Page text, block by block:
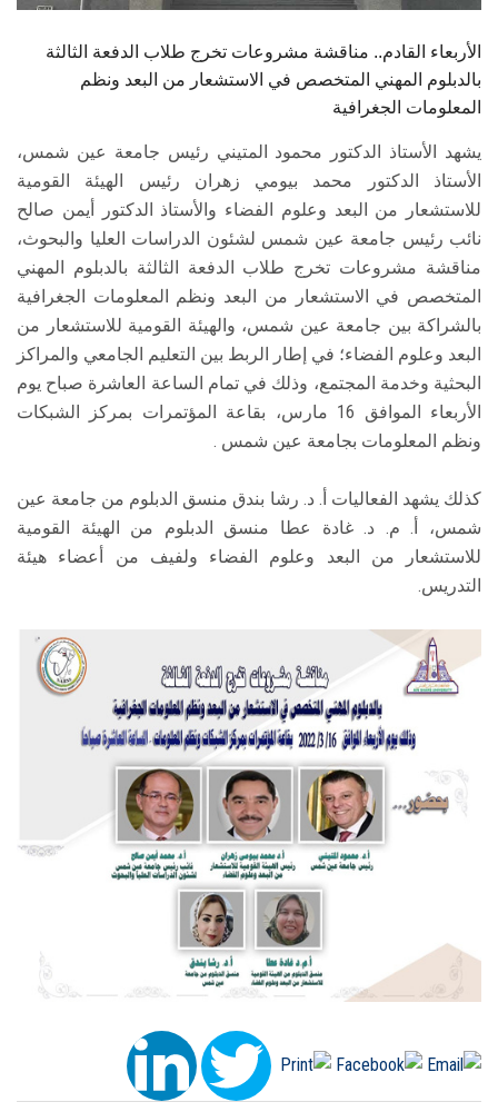
الأربعاء القادم.. مناقشة مشروعات تخرج طلاب الدفعة الثالثة
بالدبلوم المهني المتخصص في الاستشعار من البعد ونظم
المعلومات الجغرافية
يشهد الأستاذ الدكتور محمود المتيني رئيس جامعة عين شمس،
الأستاذ الدكتور محمد بيومي زهران رئيس الهيئة القومية
للاستشعار من البعد وعلوم الفضاء والأستاذ الدكتور أيمن صالح
نائب رئيس جامعة عين شمس لشئون الدراسات العليا والبحوث،
مناقشة مشروعات تخرج طلاب الدفعة الثالثة بالدبلوم المهني
المتخصص في الاستشعار من البعد ونظم المعلومات الجغرافية
بالشراكة بين جامعة عين شمس، والهيئة القومية للاستشعار من
البعد وعلوم الفضاء؛ في إطار الربط بين التعليم الجامعي والمراكز
البحثية وخدمة المجتمع، وذلك في تمام الساعة العاشرة صباح يوم
الأربعاء الموافق 16 مارس، بقاعة المؤتمرات بمركز الشبكات
ونظم المعلومات بجامعة عين شمس .
كذلك يشهد الفعاليات أ. د. رشا بندق منسق الدبلوم من جامعة عين
شمس، أ. م. د. غادة عطا منسق الدبلوم من الهيئة القومية
للاستشعار من البعد وعلوم الفضاء ولفيف من أعضاء هيئة
التدريس.